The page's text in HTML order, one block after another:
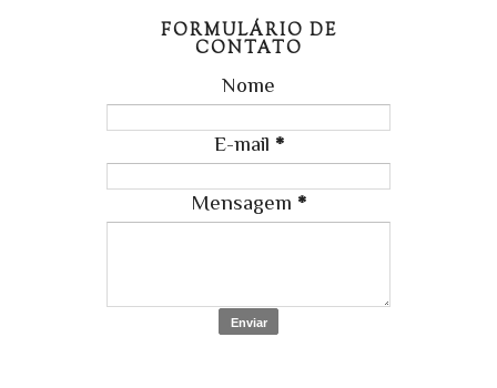
FORMULÁRIO DE
CONTATO
Nome
E-mail *
Mensagem *